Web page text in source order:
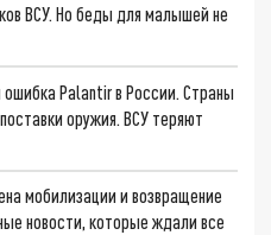
ВСУ. Но беды для малышей не
Palantir в России. Страны
оружия. ВСУ теряют
мобилизации и возвращение
новости, которые ждали все